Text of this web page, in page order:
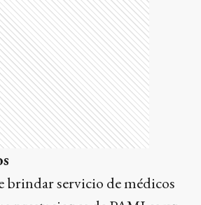
brindar servicio de médicos